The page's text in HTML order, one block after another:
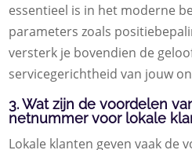
essentieel is in het moderne
parameters zoals
versterk je bovendien de
servicegerichtheid van jouw
3. Wat zijn de voordelen
netnummer voor lokale
Lokale klanten geven vaak de